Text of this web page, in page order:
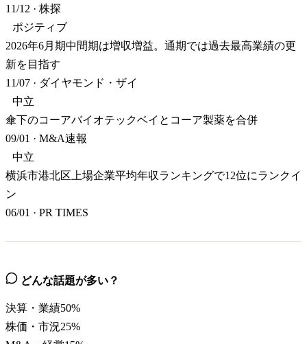
11/12 · 株探
ポジティブ
2026年6月期中間期は増収増益。通期では過去最高業績の更
新を目指す
11/07 · ダイヤモンド・ザイ
中立
傘下のコーアバイオテックベイとコーア製薬を合併
09/01 · M&A速報
中立
横浜市港北区上場企業平均年収ランキングで12位にランクイ
ン
06/01 · PR TIMES
どんな話題が多い？
決算・業績50%
株価・市況25%